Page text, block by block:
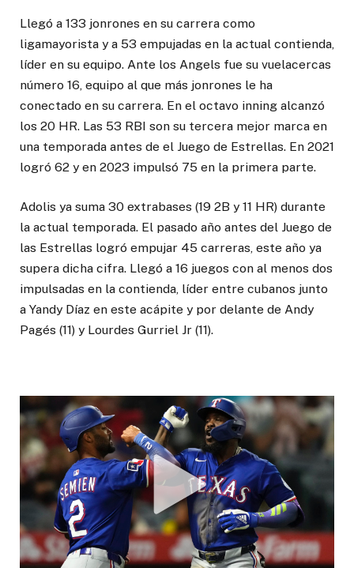
Llegó a 133 jonrones en su carrera como
ligamayorista y a 53 empujadas en la actual contienda,
líder en su equipo. Ante los Angels fue su vuelacercas
número 16, equipo al que más jonrones le ha
conectado en su carrera. En el octavo inning alcanzó
los 20 HR. Las 53 RBI son su tercera mejor marca en
una temporada antes de el Juego de Estrellas. En 2021
logró 62 y en 2023 impulsó 75 en la primera parte.
Adolis ya suma 30 extrabases (19 2B y 11 HR) durante
la actual temporada. El pasado año antes del Juego de
las Estrellas logró empujar 45 carreras, este año ya
supera dicha cifra. Llegó a 16 juegos con al menos dos
impulsadas en la contienda, líder entre cubanos junto
a Yandy Díaz en este acápite y por delante de Andy
Pagés (11) y Lourdes Gurriel Jr (11).